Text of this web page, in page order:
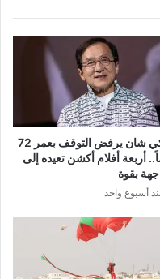
جاكي شان يرفض التوقف بعمر 72
أربعة أفلام أكشن تعيده إلى
بقوة
أسبوع واحد